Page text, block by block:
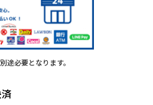
必要となります。